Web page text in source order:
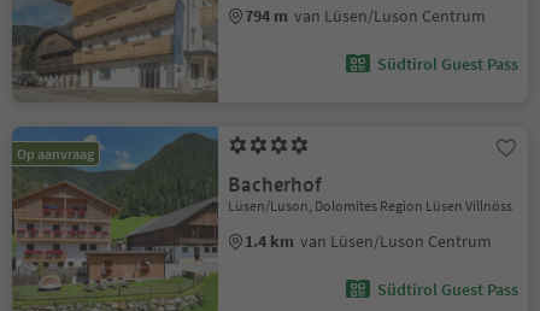
794 m van Lüsen/Luson Centrum
Südtirol Guest Pass
Op aanvraag
Bacherhof
Lüsen/Luson, Dolomites Region Lüsen Villnöss
1.4 km van Lüsen/Luson Centrum
Südtirol Guest Pass